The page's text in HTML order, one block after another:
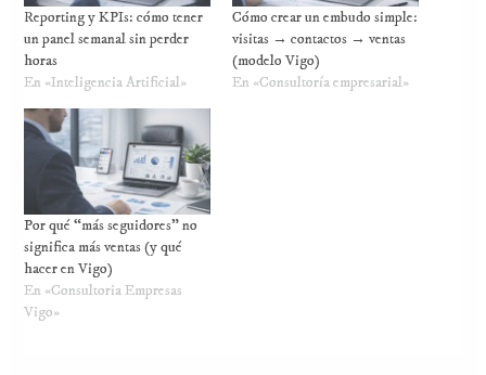
Reporting y KPIs: cómo tener
un panel semanal sin perder
horas
En «Inteligencia Artificial»
Cómo crear un embudo simple:
visitas → contactos → ventas
(modelo Vigo)
En «Consultoría empresarial»
Por qué “más seguidores” no
significa más ventas (y qué
hacer en Vigo)
En «Consultoria Empresas
Vigo»